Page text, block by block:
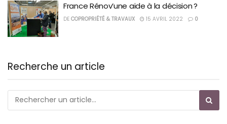
France Rénov’une aide à la décision ?
DE COPROPRIÉTÉ & TRAVAUX 15 AVRIL 2022 0
Recherche un article